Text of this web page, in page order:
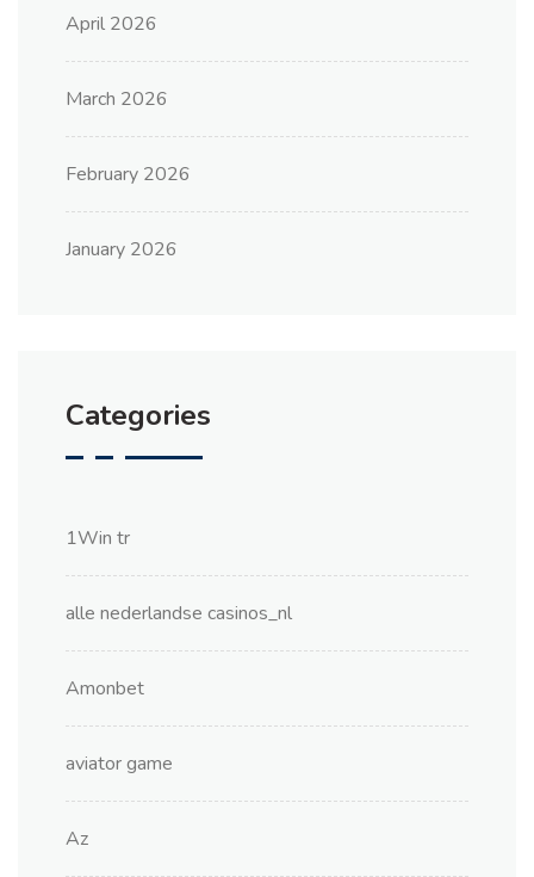
April 2026
March 2026
February 2026
January 2026
Categories
1Win tr
alle nederlandse casinos_nl
Amonbet
aviator game
Az